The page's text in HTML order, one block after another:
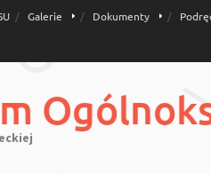
Galerie Dokumenty